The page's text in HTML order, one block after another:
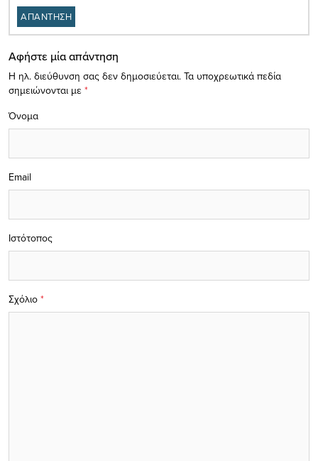
ΑΠΑΝΤΗΣΗ
Αφήστε μία απάντηση
Η ηλ. διεύθυνση σας δεν δημοσιεύεται. Τα υποχρεωτικά πεδία
σημειώνονται με *
Σχόλιο *
Όνομα
Email
Ιστότοπος